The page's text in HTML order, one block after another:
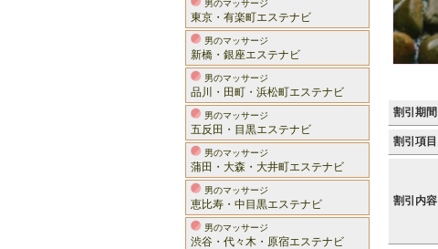
男のマッサージ
東京・有楽町エステナビ
男のマッサージ
新橋・銀座エステナビ
男のマッサージ
品川・田町・浜松町エステナビ
男のマッサージ
五反田・目黒エステナビ
男のマッサージ
蒲田・大森・大井町エステナビ
男のマッサージ
恵比寿・中目黒エステナビ
男のマッサージ
渋谷・代々木・原宿エステナビ
割引期間
割引項目
割引内容